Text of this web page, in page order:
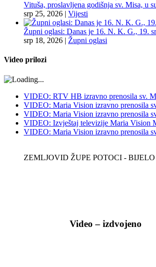
Vituša, proslavljena godišnja sv. Misa, u
srp 25, 2026 | Vijesti
Župni oglasi: Danas je 16. N. K. G., 19.
srp 18, 2026 | Župni oglasi
Video prilozi
VIDEO: RTV HB izravno prenosila sv.
VIDEO: Maria Vision izravno prenosila
VIDEO: Maria Vision izravno prenosila
VIDEO: Izvještaj televizije Maria Vision
VIDEO: Maria Vision izravno prenosila
ZEMLJOVID ŽUPE POTOCI - BIJELO
Video – izdvojeno